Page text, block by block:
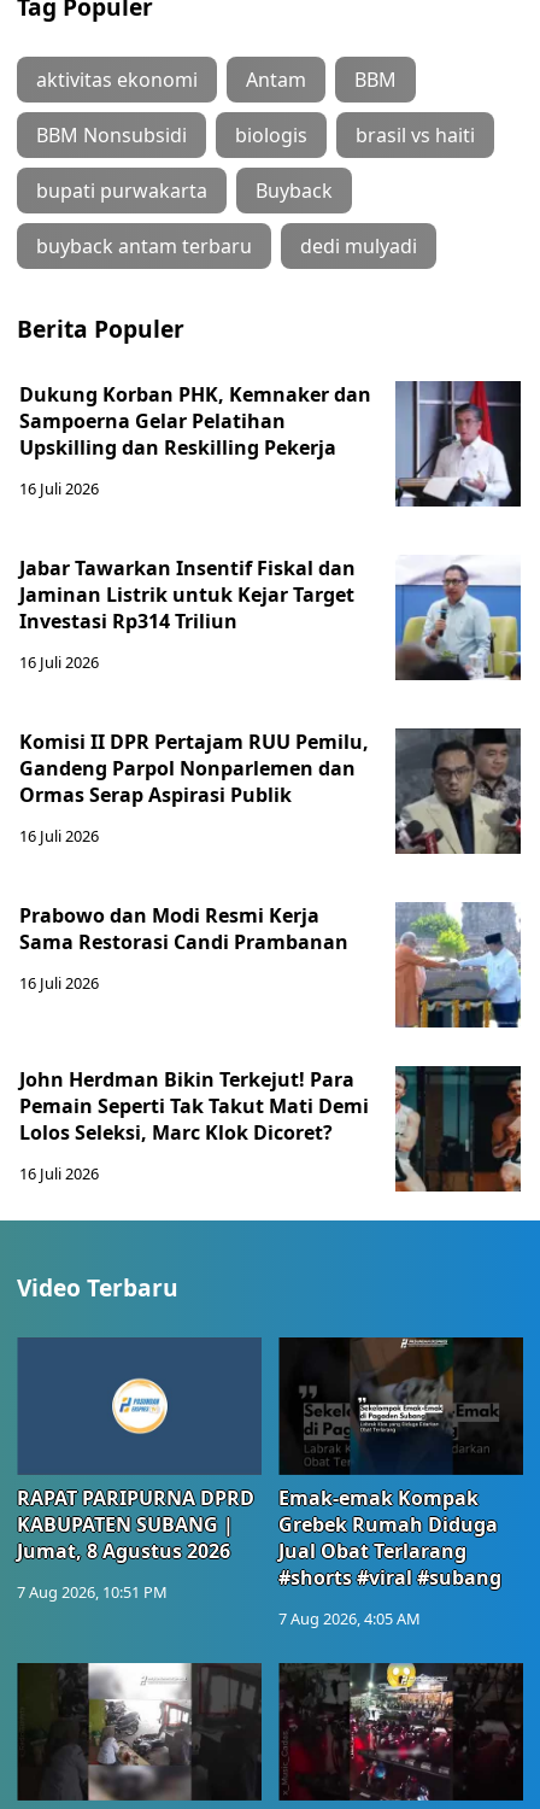
Tag Populer
aktivitas ekonomi Antam BBM
BBM Nonsubsidi biologis brasil vs haiti
bupati purwakarta Buyback
buyback antam terbaru dedi mulyadi
Berita Populer
Dukung Korban PHK, Kemnaker dan
Sampoerna Gelar Pelatihan
Upskilling dan Reskilling Pekerja
16 Juli 2026
Jabar Tawarkan Insentif Fiskal dan
Jaminan Listrik untuk Kejar Target
Investasi Rp314 Triliun
16 Juli 2026
Komisi II DPR Pertajam RUU Pemilu,
Gandeng Parpol Nonparlemen dan
Ormas Serap Aspirasi Publik
16 Juli 2026
Prabowo dan Modi Resmi Kerja
Sama Restorasi Candi Prambanan
16 Juli 2026
John Herdman Bikin Terkejut! Para
Pemain Seperti Tak Takut Mati Demi
Lolos Seleksi, Marc Klok Dicoret?
16 Juli 2026
Video Terbaru
RAPAT PARIPURNA DPRD
KABUPATEN SUBANG |
Jumat, 8 Agustus 2026
7 Aug 2026, 10:51 PM
Emak-emak Kompak
Grebek Rumah Diduga
Jual Obat Terlarang
#shorts #viral #subang
7 Aug 2026, 4:05 AM